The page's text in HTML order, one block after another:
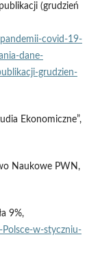
(grudzień
covid-19-
dane-
grudzien-
Ekonomiczne”,
Naukowe PWN,
9%,
w-styczniu-